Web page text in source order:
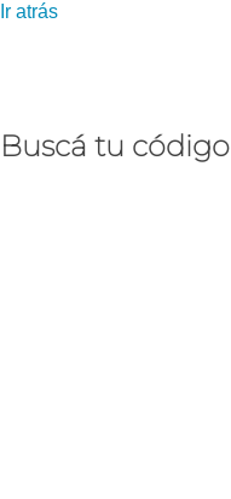
Ir atrás
Buscá tu código